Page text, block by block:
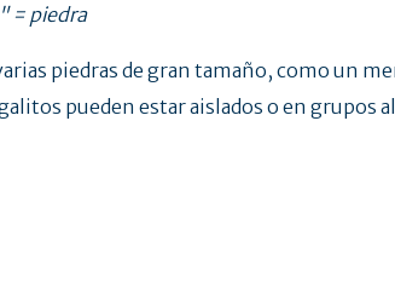
= piedra
piedras de gran tamaño, como un
pueden estar aislados o en grupos